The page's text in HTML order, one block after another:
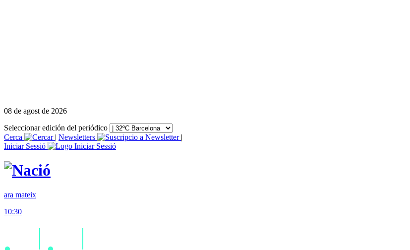
08 de agost de 2026
Seleccionar edición del periódico
Cerca
| Newsletters
|
Iniciar Sessió
ara mateix
10:30